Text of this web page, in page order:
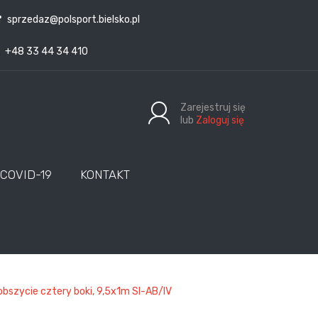
sprzedaz@polsport.bielsko.pl
+48 33 44 34 410
Zarejestruj się
lub Zaloguj się
COVID-19 KONTAKT
cztery boki, 9,5x1m SI-AB/IV